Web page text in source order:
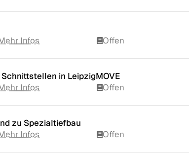
Infos Offen
in LeipzigMOVE
Infos Offen
zu Spezialtiefbau
Infos Offen